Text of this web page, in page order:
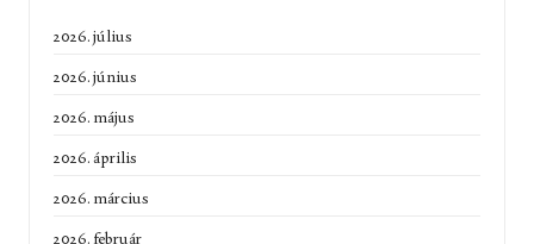
2026. július
2026. június
2026. május
2026. április
2026. március
2026. február